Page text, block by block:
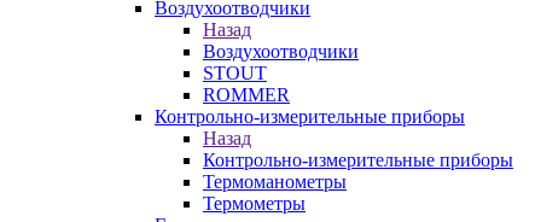
Воздухоотводчики
Назад
Воздухоотводчики
STOUT
ROMMER
Контрольно-измерительные приборы
Назад
Контрольно-измерительные приборы
Термоманометры
Термометры